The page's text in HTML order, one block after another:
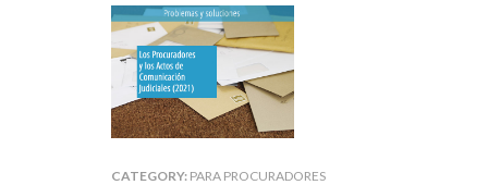
CATEGORY: PARA PROCURADORES